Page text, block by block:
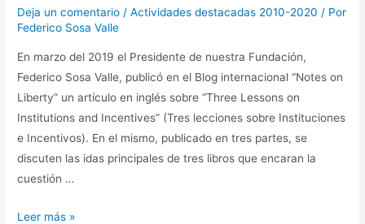
Deja un comentario /Actividades destacadas 2010-2020 / Por
Federico Sosa Valle
En marzo del 2019 el Presidente de nuestra Fundación,
Federico Sosa Valle, publicó en el Blog internacional “Notes on
Liberty” un artículo en inglés sobre “Three Lessons on
Institutions and Incentives” (Tres lecciones sobre Instituciones
e Incentivos). En el mismo, publicado en tres partes, se
discuten las idas principales de tres libros que encaran la
cuestión …
Leer más »